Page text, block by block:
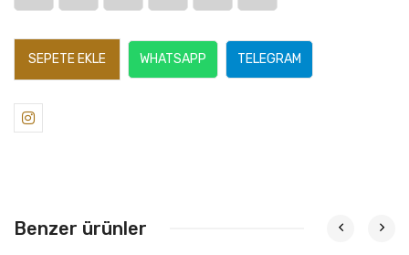
SEPETE EKLE WHATSAPP TELEGRAM
Benzer ürünler